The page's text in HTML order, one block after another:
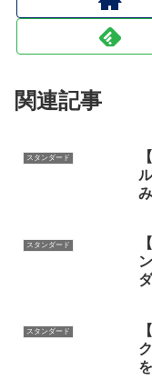
関連記事
スタンダード
スタンダード
スタンダード